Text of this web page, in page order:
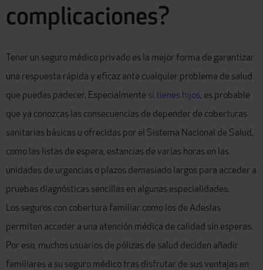
complicaciones?
Tener un seguro médico privado es la mejor forma de garantizar
una respuesta rápida y eficaz ante cualquier problema de salud
que puedas padecer. Especialmente si tienes hijos, es probable
que ya conozcas las consecuencias de depender de coberturas
sanitarias básicas u ofrecidas por el Sistema Nacional de Salud,
como las listas de espera, estancias de varias horas en las
unidades de urgencias o plazos demasiado largos para acceder a
pruebas diagnósticas sencillas en algunas especialidades.
Los seguros con cobertura familiar como los de Adeslas
permiten acceder a una atención médica de calidad sin esperas.
Por eso, muchos usuarios de pólizas de salud deciden añadir
familiares a su seguro médico tras disfrutar de sus ventajas en